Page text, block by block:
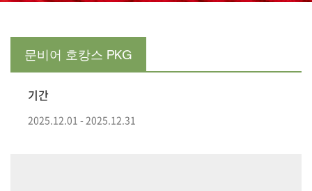
문비어 호캉스 PKG
기간
2025.12.01 - 2025.12.31